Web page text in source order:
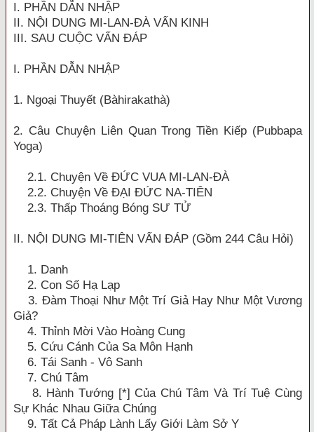
I. PHẦN DẪN NHẬP
II. NỘI DUNG MI-LAN-ĐÀ VẤN KINH
III. SAU CUỘC VẤN ĐÁP
I. PHẦN DẪN NHẬP
1. Ngoại Thuyết (Bàhirakathà)
2. Câu Chuyện Liên Quan Trong Tiền Kiếp (Pubbapa
Yoga)
2.1. Chuyện Về ĐỨC VUA MI-LAN-ĐÀ
2.2. Chuyện Về ĐẠI ĐỨC NA-TIÊN
2.3. Thấp Thoáng Bóng SƯ TỬ
II. NỘI DUNG MI-TIÊN VẤN ĐÁP (Gồm 244 Câu Hỏi)
1. Danh
2. Con Số Hạ Lạp
3. Đàm Thoại Như Một Trí Giả Hay Như Một Vương
Giả?
4. Thỉnh Mời Vào Hoàng Cung
5. Cứu Cánh Của Sa Môn Hạnh
6. Tái Sanh - Vô Sanh
7. Chú Tâm
8. Hành Tướng [*] Của Chú Tâm Và Trí Tuệ Cùng
Sự Khác Nhau Giữa Chúng
9. Tất Cả Pháp Lành Lấy Giới Làm Sở Y